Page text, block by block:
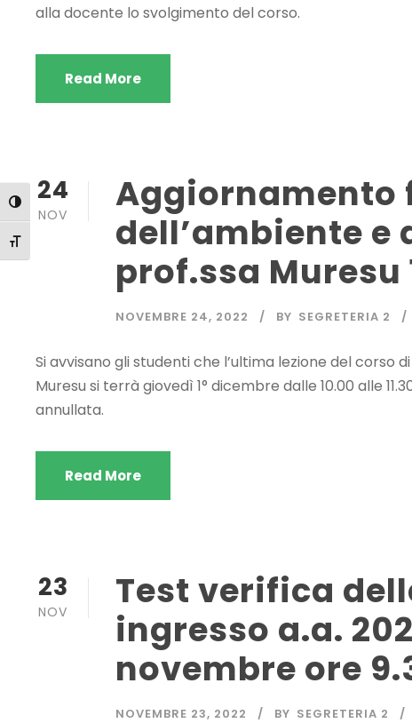
Attiva/disattiva alto contrasto
Attiva/disattiva dimensione testo
alla docente lo svolgimento del corso.
Read More
24
NOV
Aggiornamento
dell’ambiente
prof.ssa Muresu
NOVEMBRE 24, 2022 BY SEGRETERIA 2
Si avvisano gli studenti che l’ultima lezione del corso
Muresu si terrà giovedì 1° dicembre dalle 10.00 alle
annullata.
Read More
23
NOV
Test verifica
ingresso a.a.
novembre ore
NOVEMBRE 23, 2022 BY SEGRETERIA 2